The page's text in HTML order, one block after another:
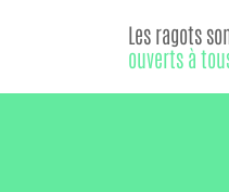
Les ragots
ouverts à